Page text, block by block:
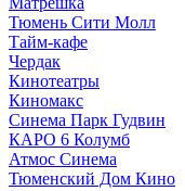
Тюмень Сити Молл
Тайм-кафе
Чердак
Кинотеатры
Киномакс
Синема Парк Гудвин
КАРО 6 Колумб
Атмос Синема
Тюменский Дом Кино